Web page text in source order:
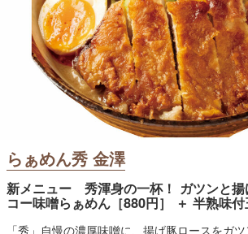
らぁめん秀 金澤
新メニュー 秀渾身の一杯！ ガツンと揚
コー味噌らぁめん［880円］ ＋ 半熟味
「秀」自慢の濃厚味噌に、揚げ豚ロースをガ